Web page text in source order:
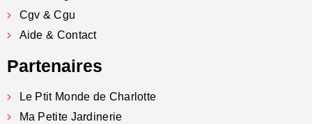
Cgv & Cgu
Aide & Contact
Partenaires
Le Ptit Monde de Charlotte
Ma Petite Jardinerie